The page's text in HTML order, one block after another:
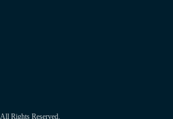
Rights Reserved.